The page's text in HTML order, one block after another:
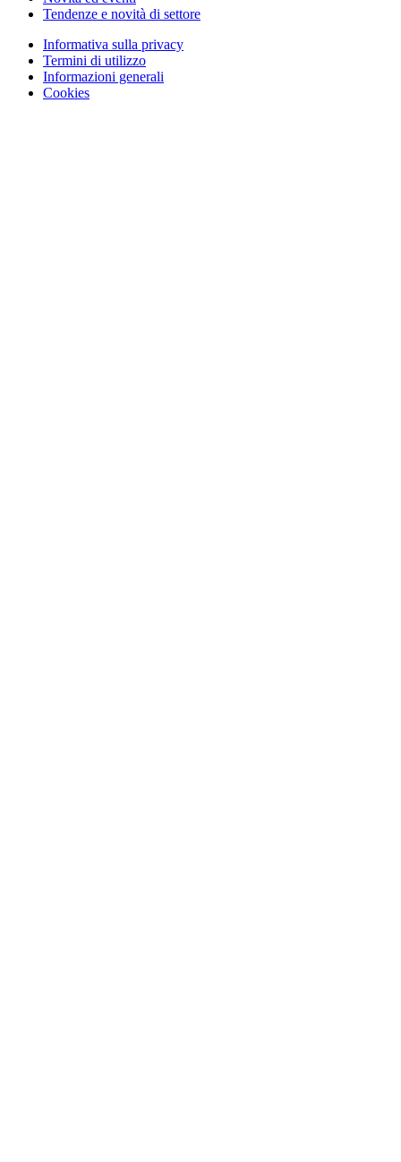
Tendenze e novità di settore
Informativa sulla privacy
Termini di utilizzo
Informazioni generali
Cookies